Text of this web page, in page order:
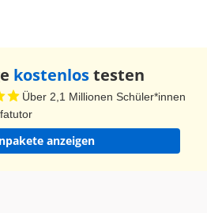
kostenlostesten
Über 2,1 Millionen Schüler*innen
anzeigen